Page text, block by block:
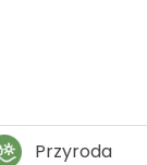
Przyroda